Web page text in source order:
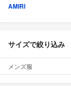
AMIRI
サイズで絞り込み
メンズ服